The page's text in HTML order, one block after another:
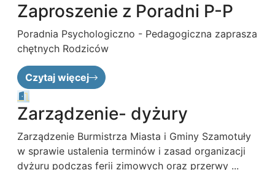
Zaproszenie z Poradni P-P
Poradnia Psychologiczno - Pedagogiczna zaprasza
chętnych Rodziców
Czytaj więcej
Zarządzenie- dyżury
Zarządzenie Burmistrza Miasta i Gminy Szamotuły
w sprawie ustalenia terminów i zasad organizacji
dyżuru podczas ferii zimowych oraz przerwy ...